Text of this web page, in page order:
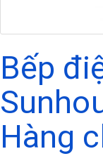
Bếp
Hàng